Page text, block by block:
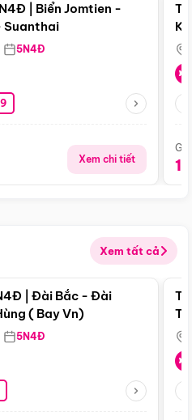
| Biển Jomtien -
Suanthai
5N4Đ
Xem chi tiết
Xem tất cả
Điểm nổi bật
| Đài Bắc - Đài
( Bay Vn)
5N4Đ